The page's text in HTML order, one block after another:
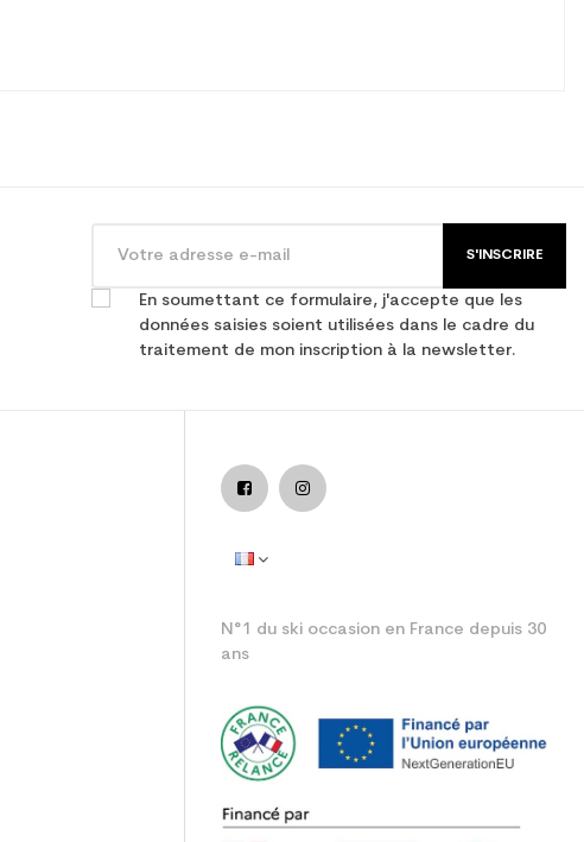
S'INSCRIRE
En soumettant ce formulaire, j'accepte que les
données saisies soient utilisées dans le cadre du
traitement de mon inscription à la newsletter.
N°1 du ski occasion en France depuis 30
ans